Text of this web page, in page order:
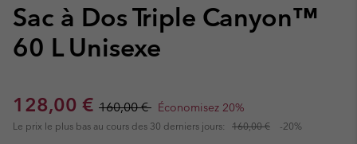
Sac à Dos Triple Canyon™
60 L Unisexe
Sale price:
128,00 € Regular price:
160,00 € Économisez 20%
Le prix le plus bas au cours des 30 derniers jours: 160,00 € -20%